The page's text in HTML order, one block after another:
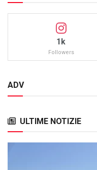
1k
Followers
ADV
ULTIME NOTIZIE